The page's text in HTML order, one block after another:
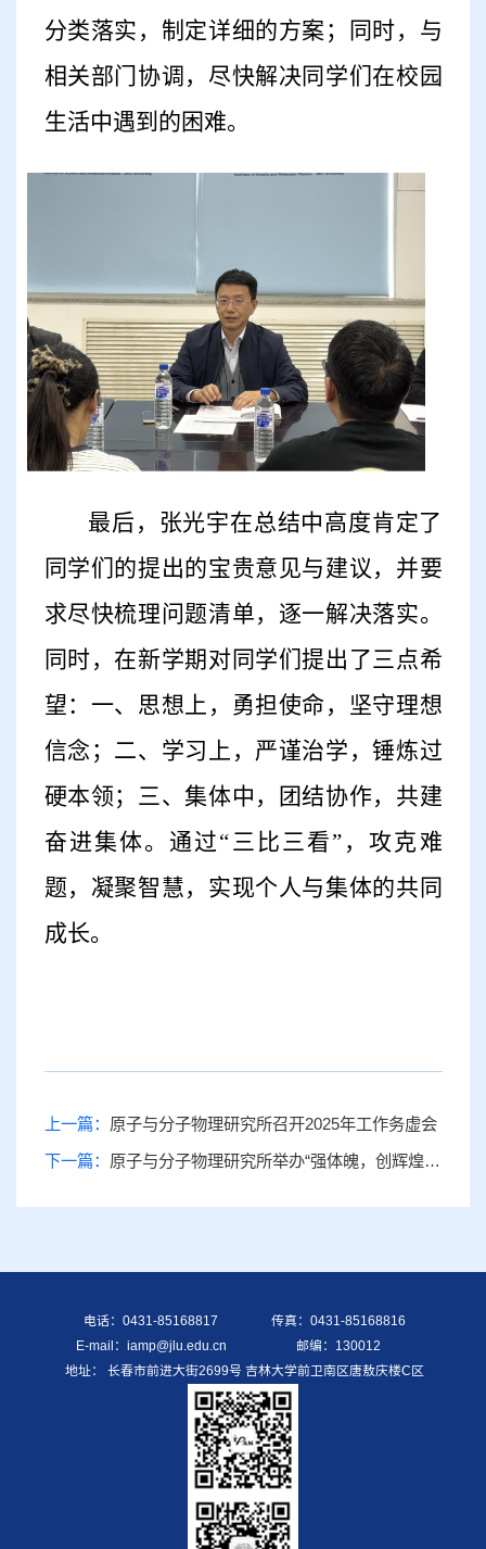
分类落实，制定详细的方案；同时，与
相关部门 协调 ，尽快解决同学们在校园
生活中遇到的困难。
最后，张光宇在总结中高度肯定了
同学们的提出的宝贵意见与建议，并要
求尽快梳理问题清单，逐一解决落实。
同时，在新学期对同学们提出了三点希
望：一、思想上，勇担使命，坚守理想
信念；二、学习上，严谨治学，锤炼过
硬本领；三、集体中，团结协作，共建
奋进集体。通过“三比三看”，攻克难
题，凝聚智慧，实现个人与集体的共同
成长。
上一篇： 原子与分子物理研究所召开2025年工作务虚会
下一篇： 原子与分子物理研究所举办“强体魄，创辉煌，筑梦路上绽芳华”——巾帼气排球交流赛
电话：0431-85168817
传真：0431-85168816
E-mail：iamp@jlu.edu.cn
邮编：130012
地址： 长春市前进大街2699号 吉林大学前卫南区唐敖庆楼C区